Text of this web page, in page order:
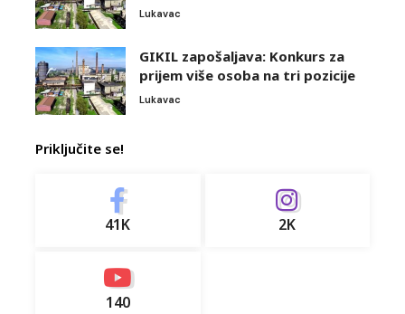
Lukavac
GIKIL zapošaljava: Konkurs za
prijem više osoba na tri pozicije
Lukavac
Priključite se!
41K 2K
140